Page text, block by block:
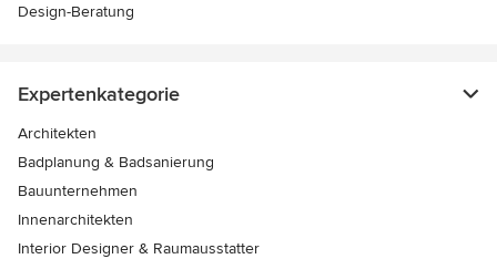
Design-Beratung
Expertenkategorie
Architekten
Badplanung & Badsanierung
Bauunternehmen
Innenarchitekten
Interior Designer & Raumausstatter